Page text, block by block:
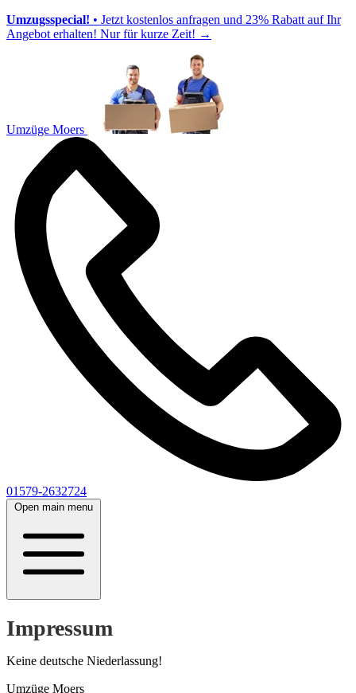
Umzugsspecial! • Jetzt kostenlos anfragen und 23% Rabatt auf Ihr
Angebot erhalten! Nur für kurze Zeit! →
Umzüge Moers
01579-2632724
Open main menu
Impressum
Keine deutsche Niederlassung!
Umzüge Moers